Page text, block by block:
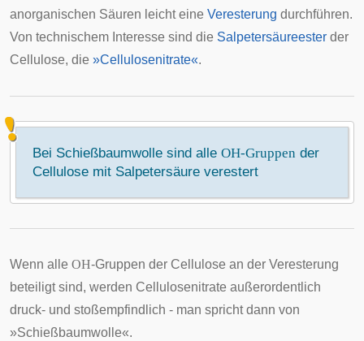
anorganischen Säuren leicht eine Veresterung durchführen.
Von technischem Interesse sind die Salpetersäureester der
Cellulose, die »Cellulosenitrate«.
Bei Schießbaumwolle sind alle OH-Gruppen der
Cellulose mit Salpetersäure verestert
Wenn alle OH-Gruppen der Cellulose an der Veresterung
beteiligt sind, werden Cellulosenitrate außerordentlich
druck- und stoßempfindlich - man spricht dann von
»Schießbaumwolle«.